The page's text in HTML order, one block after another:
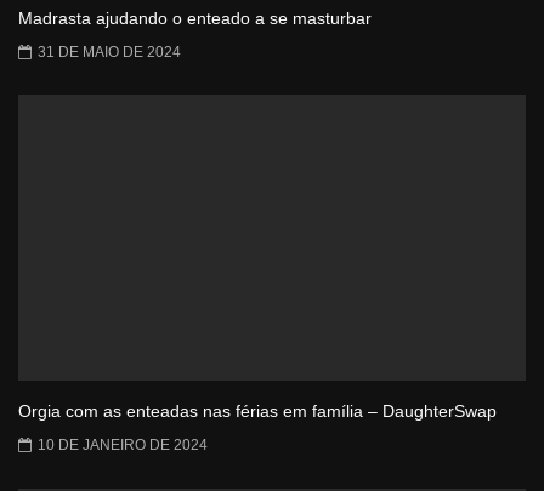
Madrasta ajudando o enteado a se masturbar
31 DE MAIO DE 2024
Orgia com as enteadas nas férias em família – DaughterSwap
10 DE JANEIRO DE 2024